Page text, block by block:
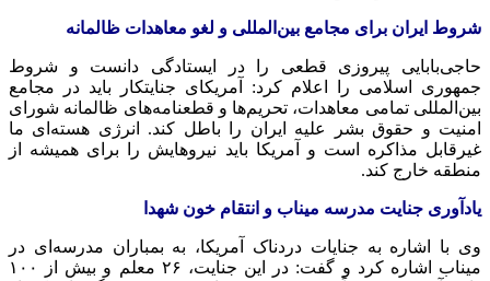
شروط ایران برای مجامع بین‌المللی و لغو معاهدات ظالمانه
حاجی‌بابایی پیروزی قطعی را در ایستادگی دانست و شروط
جمهوری اسلامی را اعلام کرد: آمریکای جنایتکار باید در مجامع
بین‌المللی تمامی معاهدات، تحریم‌ها و قطعنامه‌های ظالمانه شورای
امنیت و حقوق بشر علیه ایران را باطل کند. انرژی هسته‌ای ما
غیرقابل مذاکره است و آمریکا باید نیروهایش را برای همیشه از
منطقه خارج کند.
یادآوری جنایت مدرسه میناب و انتقام خون شهدا
وی با اشاره به جنایات دردناک آمریکا، به بمباران مدرسه‌ای در
میناب اشاره کرد و گفت: در این جنایت، ۲۶ معلم و بیش از ۱۰۰